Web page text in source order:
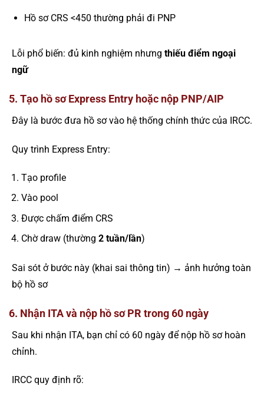
Hồ sơ CRS <450 thường phải đi PNP
Lỗi phổ biến: đủ kinh nghiệm nhưng thiếu điểm ngoại
ngữ
5. Tạo hồ sơ Express Entry hoặc nộp PNP/AIP
Đây là bước đưa hồ sơ vào hệ thống chính thức của IRCC.
Quy trình Express Entry:
Tạo profile
Vào pool
Được chấm điểm CRS
Chờ draw (thường 2 tuần/lần)
Sai sót ở bước này (khai sai thông tin) → ảnh hưởng toàn
bộ hồ sơ
6. Nhận ITA và nộp hồ sơ PR trong 60 ngày
Sau khi nhận ITA, bạn chỉ có 60 ngày để nộp hồ sơ hoàn
chỉnh.
IRCC quy định rõ: